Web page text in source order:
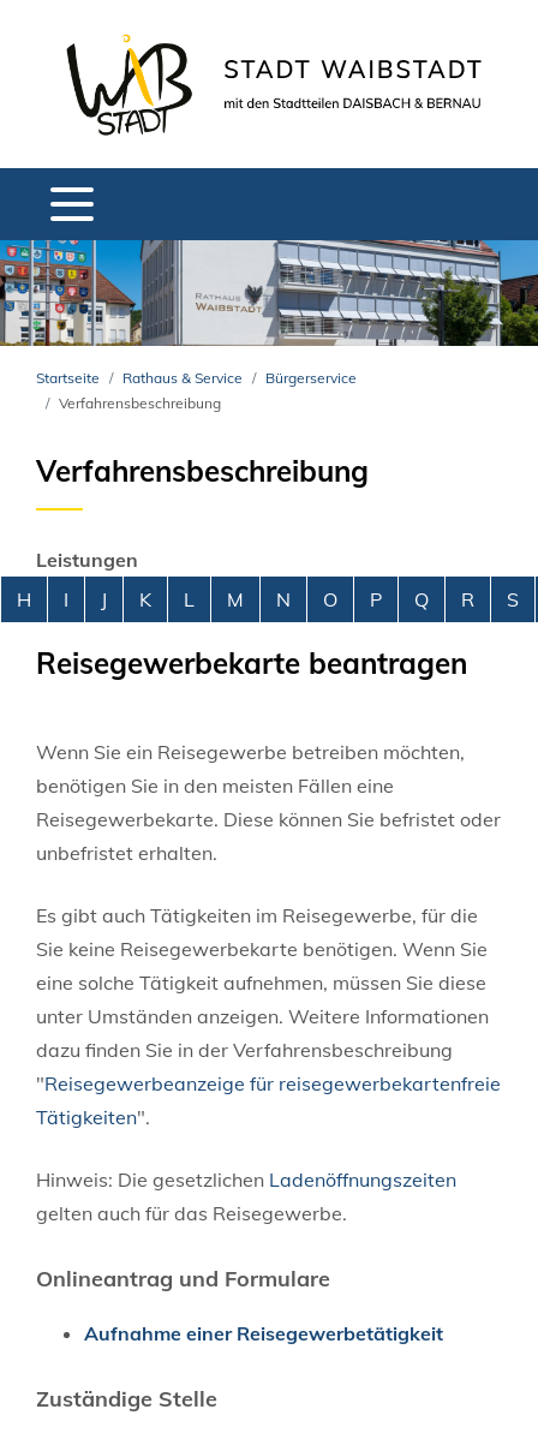
Startseite Rathaus & Service
Bürgerservice
Verfahrensbeschreibung
Verfahrensbeschreibung
Leistungen
Alphabetisches Register überspringen
H I J K L M N O P Q R S
Reisegewerbekarte beantragen
Wenn Sie ein Reisegewerbe betreiben möchten,
benötigen Sie in den meisten Fällen eine
Reisegewerbekarte. Diese können Sie befristet oder
unbefristet erhalten.
Es gibt auch Tätigkeiten im Reisegewerbe, für die
Sie keine Reisegewerbekarte benötigen. Wenn Sie
eine solche Tätigkeit aufnehmen, müssen Sie diese
unter Umständen anzeigen. Weitere Informationen
dazu finden Sie in der Verfahrensbeschreibung
"Reisegewerbeanzeige für reisegewerbekartenfreie
Tätigkeiten".
Hinweis: Die gesetzlichen Ladenöffnungszeiten
gelten auch für das Reisegewerbe.
Onlineantrag und Formulare
Aufnahme einer Reisegewerbetätigkeit
Zuständige Stelle